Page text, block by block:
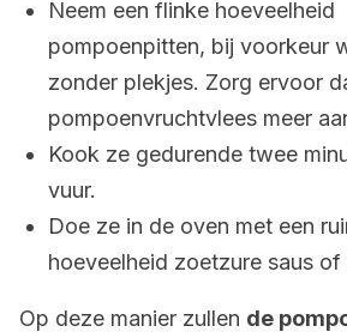
Neem een flinke hoeveelheid
pompoenpitten, bij voorkeur
zonder plekjes. Zorg ervoor
pompoenvruchtvlees meer
Kook ze gedurende twee
vuur.
Doe ze in de oven met een
hoeveelheid zoetzure saus of
Op deze manier zullen de